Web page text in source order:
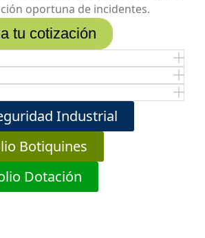
oportuna de incidentes.
tu cotización
Industrial
Botiquines
Dotación